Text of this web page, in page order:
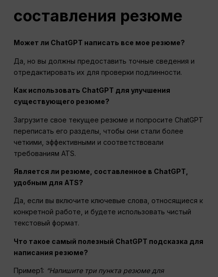
составления резюме
Может ли ChatGPT написать все мое резюме?
Да, но вы должны предоставить точные сведения и
отредактировать их для проверки подлинности.
Как использовать ChatGPT для улучшения
существующего резюме?
Загрузите свое текущее резюме и попросите ChatGPT
переписать его разделы, чтобы они стали более
четкими, эффективными и соответствовали
требованиям ATS.
Является ли резюме, составленное в ChatGPT,
удобным для ATS?
Да, если вы включите ключевые слова, относящиеся к
конкретной работе, и будете использовать чистый
текстовый формат.
Что такое самый полезный ChatGPT подсказка для
написания резюме?
Пример1: “Напишите три пункта резюме для